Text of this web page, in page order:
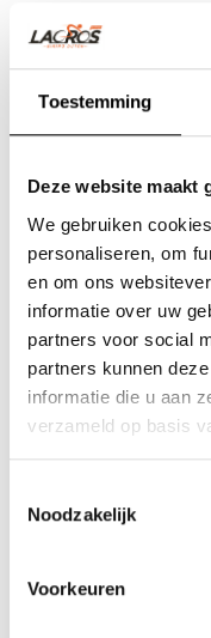
Toestemming
Deze website maakt
We gebruiken
personaliseren, om
en om ons
informatie over uw
partners voor social
partners kunnen
informatie die u aan
verzameld op basis
Noodzakelijk
Voorkeuren
250W achterwielmotor
moeiteloze rijervaring,
Carbon verrassend licht
dragen en te
strakke design zorgt
vouwfunctie hem
onderweg bent of hem
Een voordeel van een